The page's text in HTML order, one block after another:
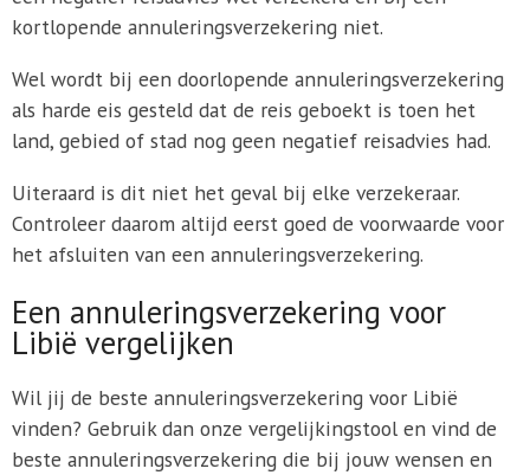
kortlopende annuleringsverzekering niet.
Wel wordt bij een doorlopende annuleringsverzekering
als harde eis gesteld dat de reis geboekt is toen het
land, gebied of stad nog geen negatief reisadvies had.
Uiteraard is dit niet het geval bij elke verzekeraar.
Controleer daarom altijd eerst goed de voorwaarde voor
het afsluiten van een annuleringsverzekering.
Een annuleringsverzekering voor
Libië vergelijken
Wil jij de beste annuleringsverzekering voor Libië
vinden? Gebruik dan onze vergelijkingstool en vind de
beste annuleringsverzekering die bij jouw wensen en